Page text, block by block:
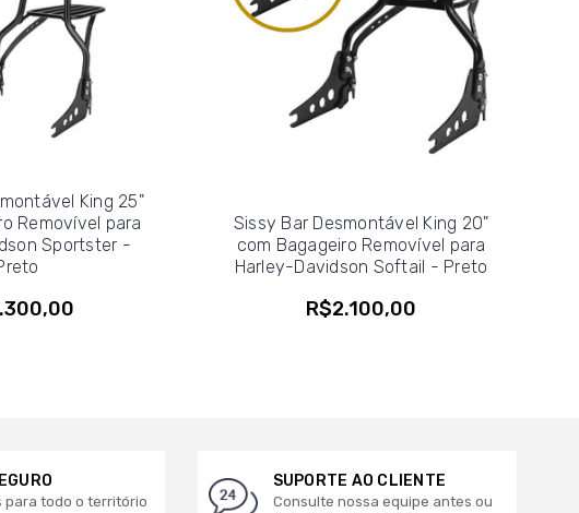
King 25"
Removível para
Sportster -
Sissy Bar Desmontável King 20"
com Bagageiro Removível para
Harley-Davidson Softail - Preto
R$2.100,00
para todo o território
SUPORTE AO CLIENTE
Consulte nossa equipe antes ou